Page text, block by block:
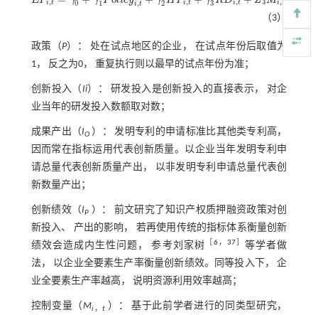
i ,t 0 1 i ,t 2 i ,t 3 i ,t 3 i ,t i,t
（3）
政策（P）： 处在试点地区的企业， 在试点年份后取值为
1， 反之为0， 重复执行则以最早的试点年份为准；
创新投入（ Ii）： 研发投入是创新投入的直接表示， 对企
业当年的研发投入数额取对数；
成果产出（IO ）： 发明专利的申请标准比其他类专利高，
因而常在指标运用代表创新质量。以企业当年发明专利申
请总量代表创新质量产出， 以非发明专利申请总量代表创
新数量产出；
创新绩效（IP ）： 前文研究了知识产权质押融资政策对创
新投入、 产出的影响， 若再使用传统的指标体系衡量创新
绩效会造成内生性问题， 参考刘家树
6，37］等学者做
法， 以企业全要素生产率衡量创新绩效。同等投入下， 企
业全要素生产率越高， 说明资源利用效率越高；
控制变量（ Mi，t ）： 基于此前学者进行的同类型研究，